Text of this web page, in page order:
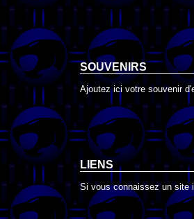
SOUVENIRS
Ajoutez ici votre souvenir
LIENS
Si vous connaissez un site